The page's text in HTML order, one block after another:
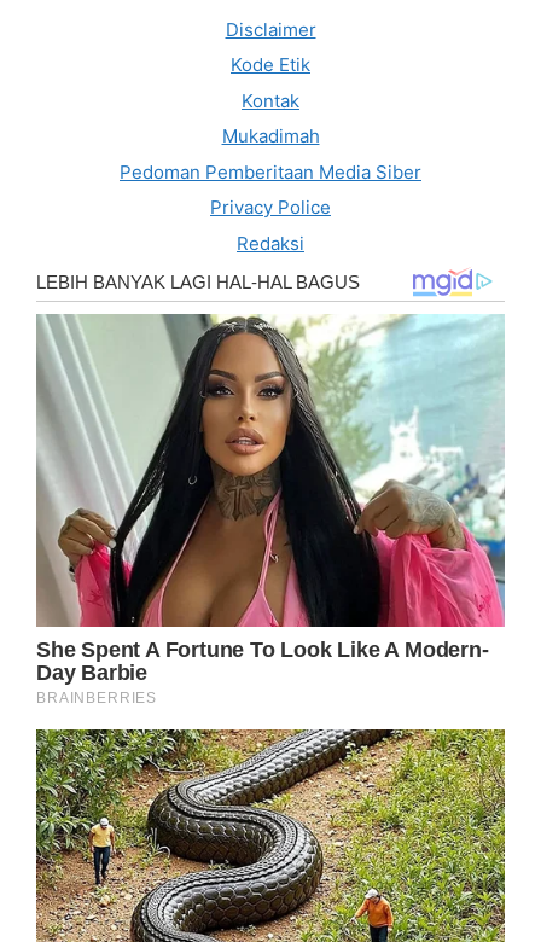
Disclaimer
Kode Etik
Kontak
Mukadimah
Pedoman Pemberitaan Media Siber
Privacy Police
Redaksi